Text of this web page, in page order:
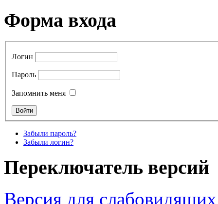
Форма входа
Логин
Пароль
Запомнить меня
Забыли пароль?
Забыли логин?
Переключатель версий
Версия для слабовидящих